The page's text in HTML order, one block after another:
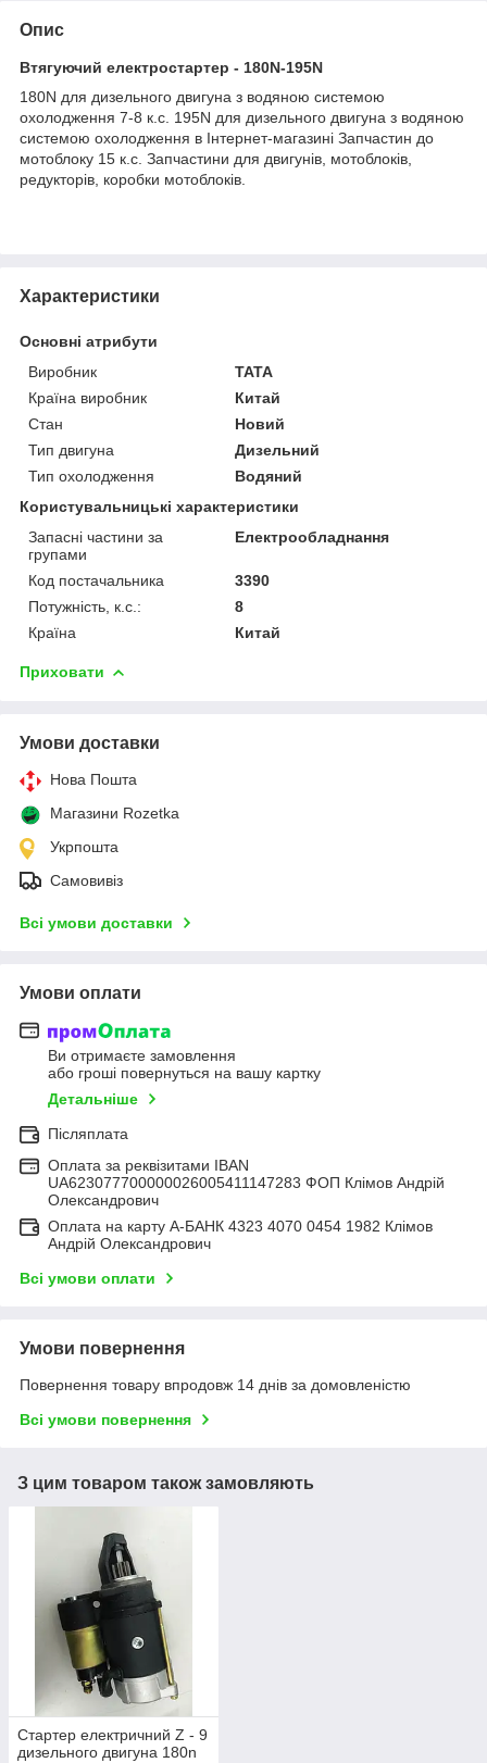
Опис
Втягуючий електростартер - 180N-195N
180N для дизельного двигуна з водяною системою
охолодження 7-8 к.с. 195N для дизельного двигуна з водяною
системою охолодження в Інтернет-магазині Запчастин до
мотоблоку 15 к.с. Запчастини для двигунів, мотоблоків,
редукторів, коробки мотоблоків.
Характеристики
Основні атрибути
Виробник
TATA
Країна виробник
Китай
Стан
Новий
Тип двигуна
Дизельний
Тип охолодження
Водяний
Користувальницькі характеристики
Запасні частини за
групами
Електрообладнання
Код постачальника
3390
Потужність, к.с.:
8
Країна
Китай
Приховати
Умови доставки
Нова Пошта
Магазини Rozetka
Укрпошта
Самовивіз
Всі умови доставки
Умови оплати
Ви отримаєте замовлення
або гроші повернуться на вашу картку
Детальніше
Післяплата
Оплата за реквізитами IBAN
UA623077700000026005411147283 ФОП Клімов Андрій
Олександрович
Оплата на карту А-БАНК 4323 4070 0454 1982 Клімов
Андрій Олександрович
Всі умови оплати
Умови повернення
Повернення товару впродовж 14 днів за домовленістю
Всі умови повернення
З цим товаром також замовляють
Стартер електричний Z - 9
дизельного двигуна 180n